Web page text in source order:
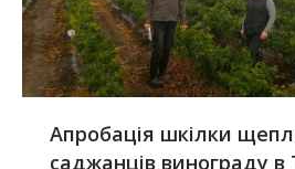
Апробація шкілки
саджанців винограду в